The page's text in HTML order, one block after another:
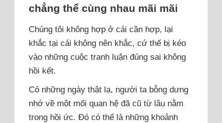
chẳng thể cùng nhau mãi mãi
Chúng tôi không hợp ở cái cần hợp, lại
khắc tại cái không nên khắc, cứ thế bị kéo
vào những cuộc tranh luận đúng sai không
hồi kết.
Có những ngày thật lạ, người ta bỗng dưng
nhớ về một mối quan hệ đã cũ từ lâu nằm
trong hồi ức. Đó có thể là những khoảnh